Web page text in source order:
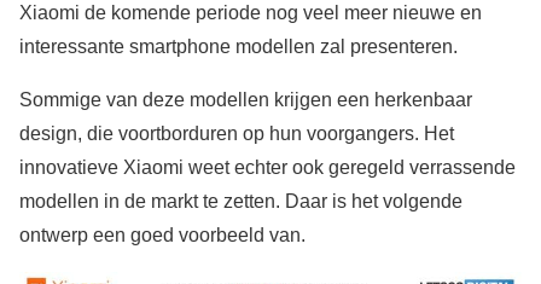
Xiaomi de komende periode nog veel meer nieuwe en
interessante smartphone modellen zal presenteren.
Sommige van deze modellen krijgen een herkenbaar
design, die voortborduren op hun voorgangers. Het
innovatieve Xiaomi weet echter ook geregeld verrassende
modellen in de markt te zetten. Daar is het volgende
ontwerp een goed voorbeeld van.